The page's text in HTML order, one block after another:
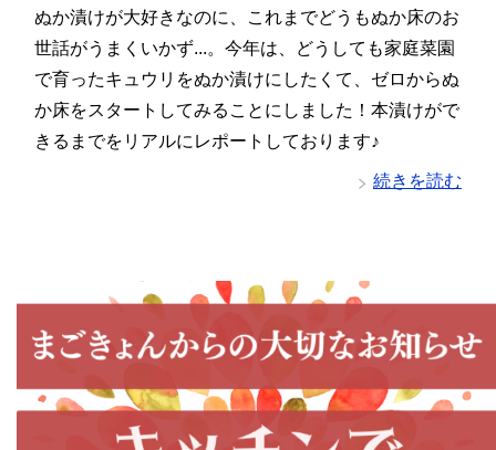
ぬか漬けが大好きなのに、これまでどうもぬか床のお
世話がうまくいかず...。今年は、どうしても家庭菜園
で育ったキュウリをぬか漬けにしたくて、ゼロからぬ
か床をスタートしてみることにしました！本漬けがで
きるまでをリアルにレポートしております♪
続きを読む